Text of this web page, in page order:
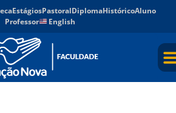
EstágiosPastoralDiplomaHistóricoAluno
Professor
English